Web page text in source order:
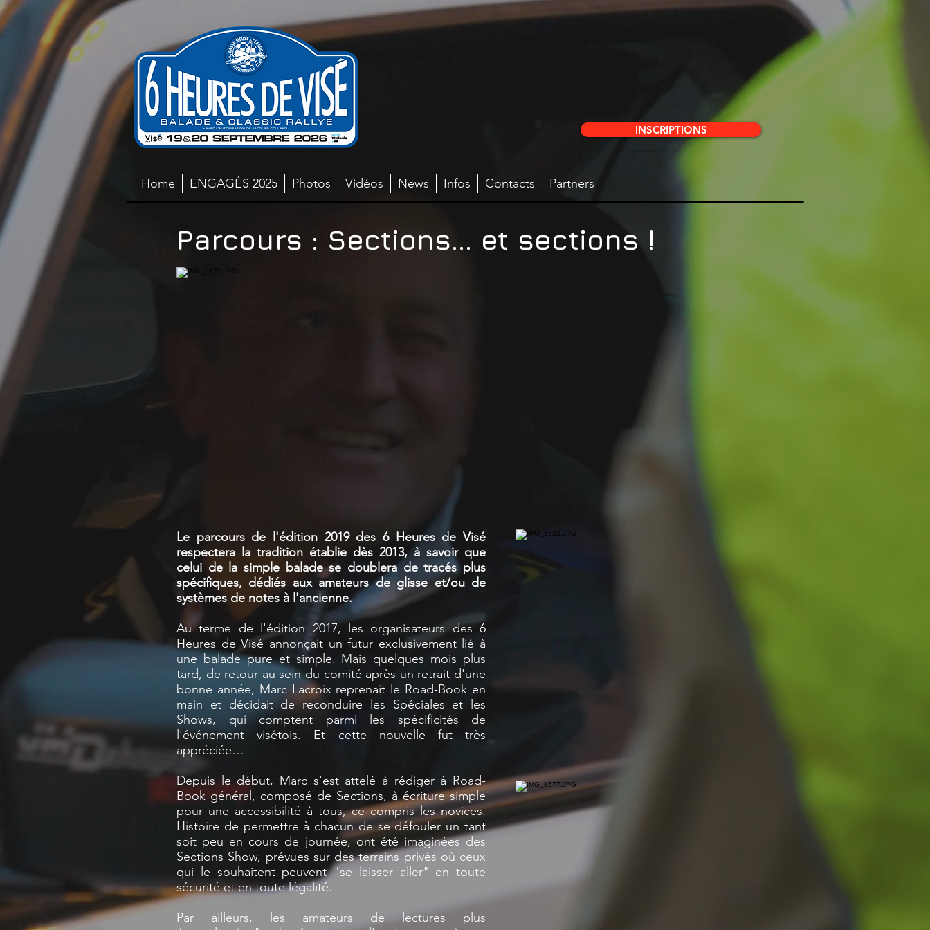
Parcours : Sections… et sections !
Le parcours de l'édition 2019 des 6 Heures de Visé
respectera la tradition établie dès 2013, à savoir que
celui de la simple balade se doublera de tracés plus
spécifiques, dédiés aux amateurs de glisse et/ou de
systèmes de notes à l'ancienne.
Au terme de l'édition 2017, les organisateurs des 6
Heures de Visé annonçait un futur exclusivement lié à
une balade pure et simple. Mais quelques mois plus
tard, de retour au sein du comité après un retrait d'une
bonne année, Marc Lacroix reprenait le Road-Book en
main et décidait de reconduire les Spéciales et les
Shows, qui comptent parmi les spécificités de
l'événement visétois. Et cette nouvelle fut très
appréciée…
Depuis le début, Marc s'est attelé à rédiger à Road-
Book général, composé de Sections, à écriture simple
pour une accessibilité à tous, ce compris les novices.
Histoire de permettre à chacun de se défouler un tant
soit peu en cours de journée, ont été imaginées des
Sections Show, prévues sur des terrains privés où ceux
qui le souhaitent peuvent "se laisser aller" en toute
sécurité et en toute légalité.
Par ailleurs, les amateurs de lectures plus
INSCRIPTIONS
Home ENGAGÉS 2025 Photos Vidéos News Infos Contacts Partners